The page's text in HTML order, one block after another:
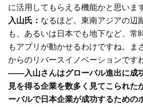
に活用してもらえる機能かと思いま
入山氏： なるほど。東南アジアの辺
も、あるいは日本でも地下など、常
もアプリが動かせるわけですね。ま
からのリバースイノベーションです
――入山さんはグローバル進出に成
見を得る企業を数多く見てこられた
ーバルで日本企業が成功するための